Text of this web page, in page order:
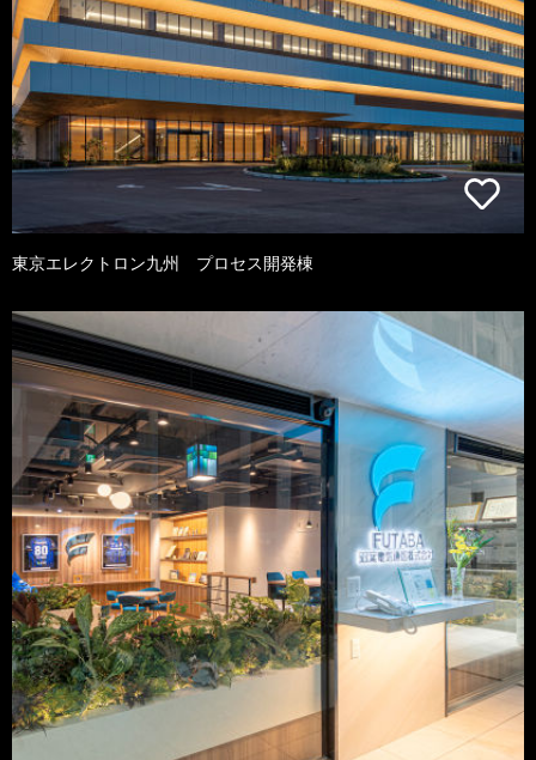
東京エレクトロン九州 プロセス開発棟